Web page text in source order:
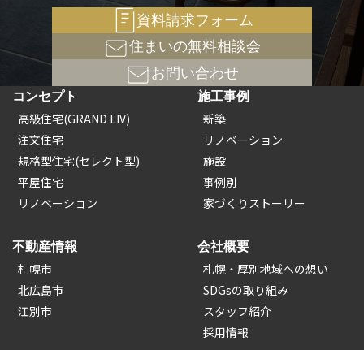
資料請求フォーム
住まいの無料相談会
お問い合わせ
コンセプト
高級住宅(GRAND LIV)
注文住宅
規格型住宅(セレクト型)
平屋住宅
リノベーション
施工事例
新築
リノベーション
施設
事例別
家づくりストーリー
不動産情報
札幌市
北広島市
江別市
会社概要
札幌・厚別地域への想い
SDGsの取り組み
スタッフ紹介
採用情報